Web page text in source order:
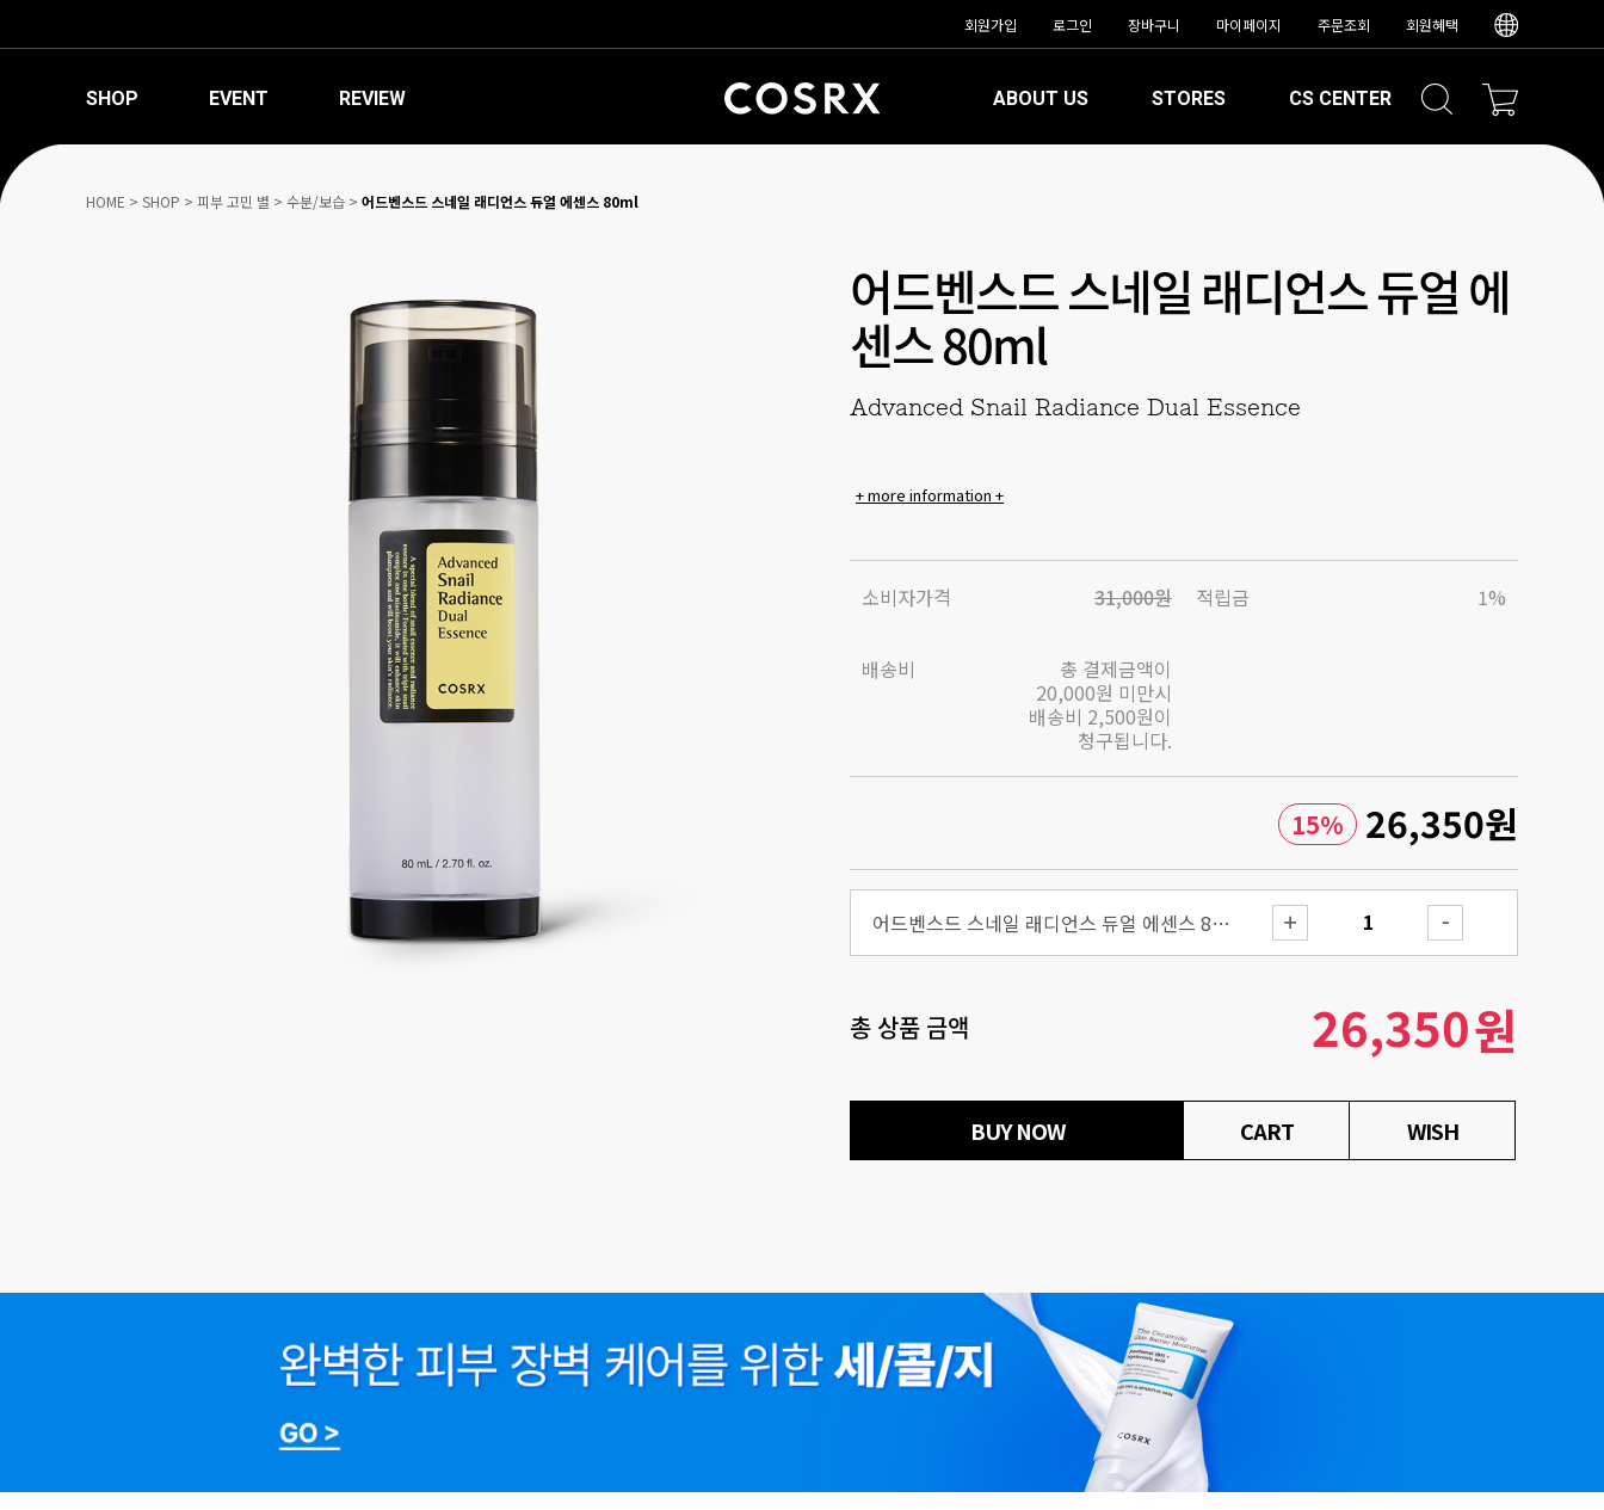
회원가입 로그인 장바구니 마이페이지 주문조회 회원혜택
SHOP EVENT REVIEW ABOUT US STORES CS CENTER
HOME > SHOP > 피부 고민 별 > 수분/보습 > 어드벤스드 스네일 래디언스 듀얼 에센스 80ml
어드벤스드 스네일 래디언스 듀얼 에
센스 80ml
Advanced Snail Radiance Dual Essence
+ more information +
소비자가격 31,000원 적립금 1%
배송비
총 결제금액이
20,000원 미만시
배송비 2,500원이
청구됩니다.
15% 26,350원
어드벤스드 스네일 래디언스 듀얼 에센스 80ml
총 상품 금액 26,350원
BUY NOW CART WISH